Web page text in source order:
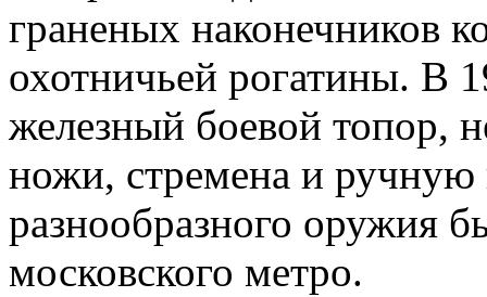
граненых наконечников
охотничьей рогатины. В
железный боевой топор,
ножи, стремена и
разнообразного оружия
московского метро.